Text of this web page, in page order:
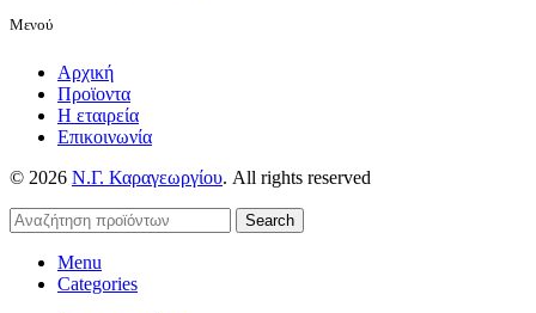
Μενού
Αρχική
Προϊοντα
Η εταιρεία
Επικοινωνία
© 2026 Ν.Γ. Καραγεωργίου. All rights reserved
Search
Menu
Categories